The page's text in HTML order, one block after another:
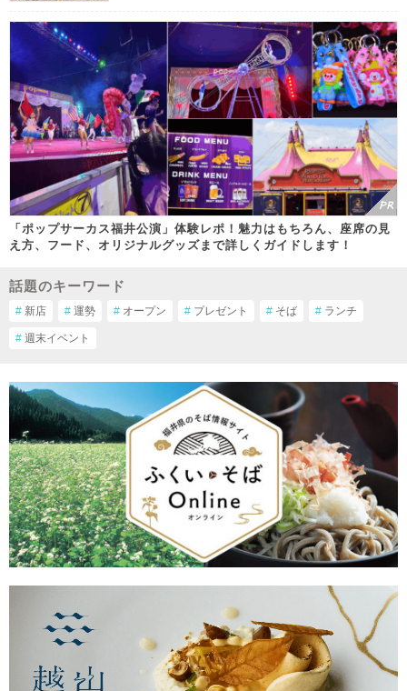
「ポップサーカス福井公演」体験レポ！魅力はもちろん、座席の見
え方、フード、オリジナルグッズまで詳しくガイドします！
話題のキーワード
# 新店 # 運勢 # オープン # プレゼント # そば # ランチ
# 週末イベント